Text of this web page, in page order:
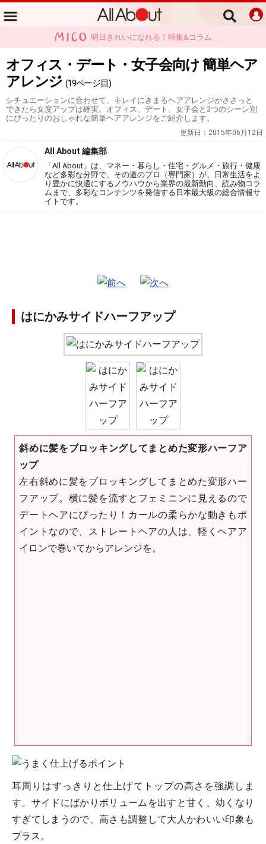
明日きれいになれる！特集&コラム
オフィス・デート・女子会向け 簡単ヘア
アレンジ (19ページ目)
シチュエーションに合わせて、キレイにきまるヘアアレンジがささっと
できたら女度アップは確実。オフィス、デート、女子会と3つのシーン別
にぴったりのおしゃれな簡単ヘアアレンジをご紹介します。
更新日： 2015年06月12日
All About 編集部
「All About」は、マネー・暮らし・住宅・グルメ・旅行・健康
など多彩な分野で、その道のプロ（専門家）が、日常生活をよ
り豊かに快適にするノウハウから業界の最新動向、読み物コラ
ムまで、多彩なコンテンツを発信する日本最大級の総合情報サ
イトです。
はにかみサイドハーフアップ
斜めに髪をブロッキングしてまとめた変形ハーフア
ップ
左右斜めに髪をブロッキングしてまとめた変形ハー
フアップ。横に髪を流すとフェミニンに見えるので
デートヘアにぴったり！カールの柔らかな動きもポ
イントなので、ストレートヘアの人は、軽くヘアア
イロンで巻いてからアレンジを。
耳周りはすっきりと仕上げてトップの高さを強調しま
す。サイドにばかりボリュームを出すと甘く、幼くなり
すぎてしまうので、高さも調整して大人かわいい印象も
プラス。